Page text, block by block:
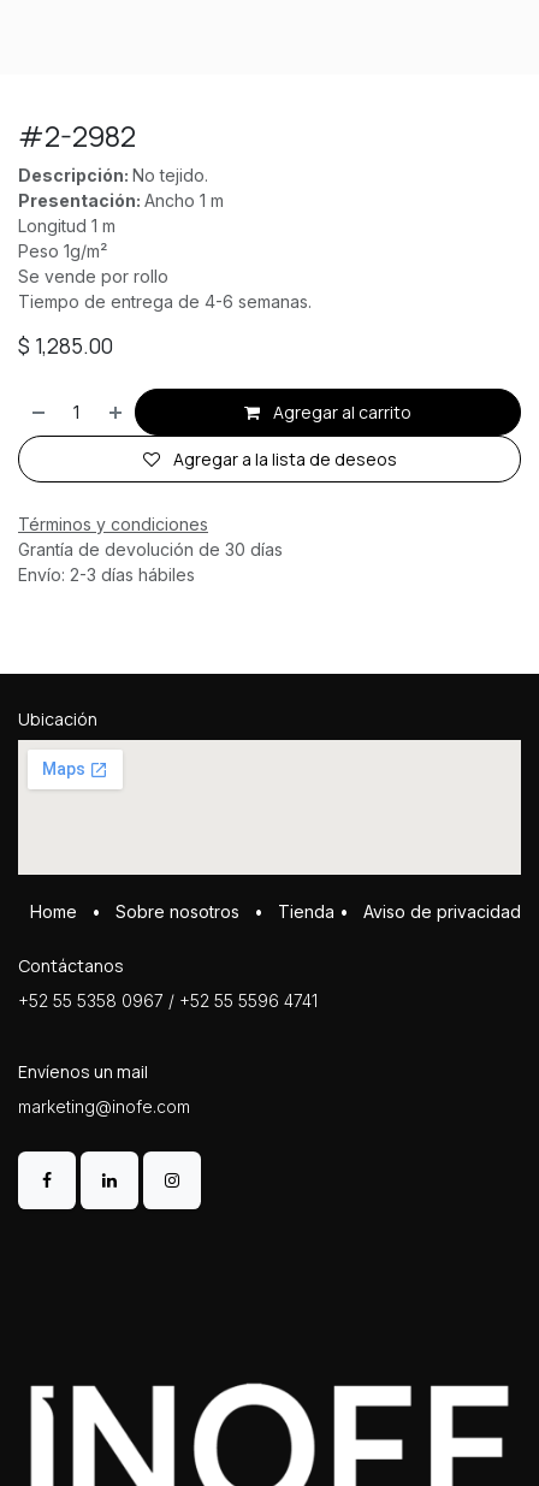
#2-2982
Descripción: No tejido.
Presentación: Ancho 1 m
Longitud 1 m
Peso 1g/m²
Se vende por rollo
Tiempo de entrega de 4-6 semanas.
$ 1,285.00
Agregar al carrito
Agregar a la lista de deseos
Términos y condiciones
Grantía de devolución de 30 días
Envío: 2-3 días hábiles
Ubicación
Home • Sobre ​n​osotros • Tienda • Aviso de privacidad
Contáctanos
+52 55 5358 0967 / +52 55 5596 4741
Envíenos un mail
marketing@inofe.com